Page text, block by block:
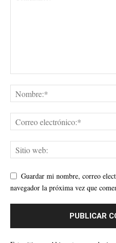
Guardar mi nombre, correo
navegador la próxima vez que